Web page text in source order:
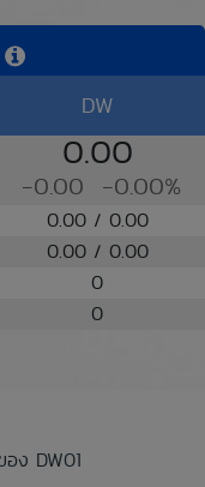
DW
0.00
-0.00 -0.00%
0.00 / 0.00
0.00 / 0.00
0
0
ง DW01